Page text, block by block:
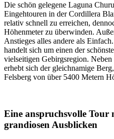
Die schön gelegene Laguna
Eingehtouren in der Cordillera
relativ schnell zu erreichen,
Höhenmeter zu überwinden.
Anstieges alles andere als
handelt sich um einen der
vielseitigen Gebirgsregion.
erhebt sich der gleichnamige
Felsberg von über 5400 Metern
Eine anspruchsvolle Tour
grandiosen Ausblicken